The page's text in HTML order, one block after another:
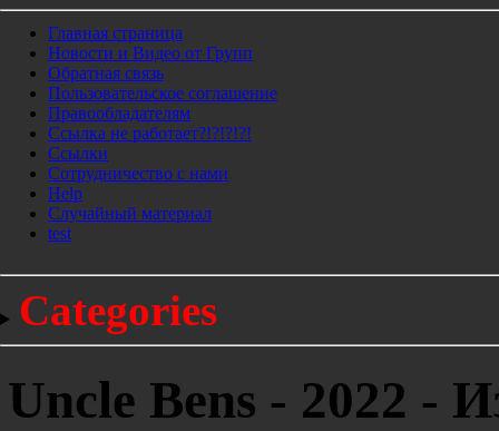
Главная страница
Новости и Видео от Групп
Обратная связь
Пользовательское соглашение
Правообладателям
Ссылка не работает?!?!?!?!
Ссылки
Сотрудничество с нами
Help
Cлучайный материал
test
Categories
Uncle Bens - 2022 -